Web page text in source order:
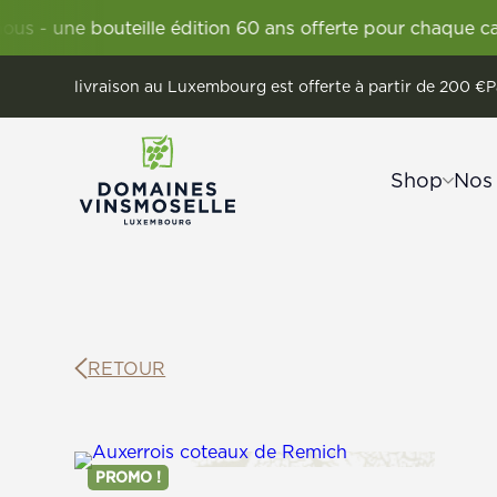
édition 60 ans offerte pour chaque carton
livraison au Luxembourg est offerte à partir de 200 €
Shop
Sans alcool
RETOUR
PROMO !